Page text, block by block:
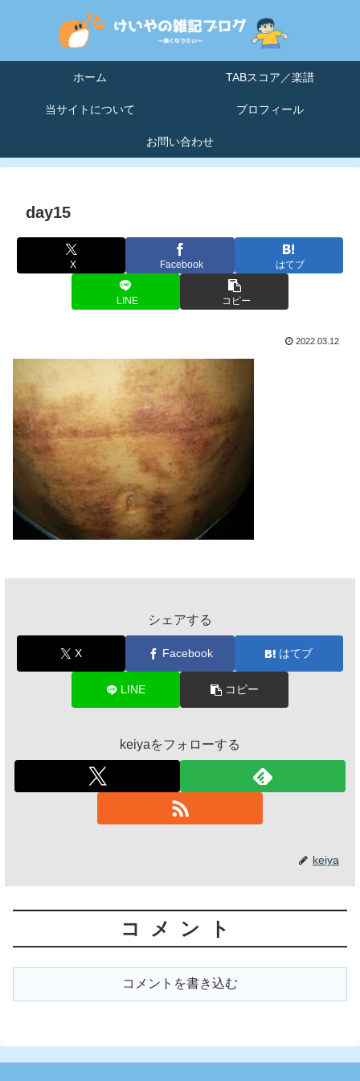
ホーム TABスコア／楽譜
当サイトについて プロフィール
お問い合わせ
day15
X Facebook はてブ
LINE コピー
2022.03.12
シェアする
X Facebook はてブ
LINE コピー
keiyaをフォローする
keiya
コメント
コメントを書き込む